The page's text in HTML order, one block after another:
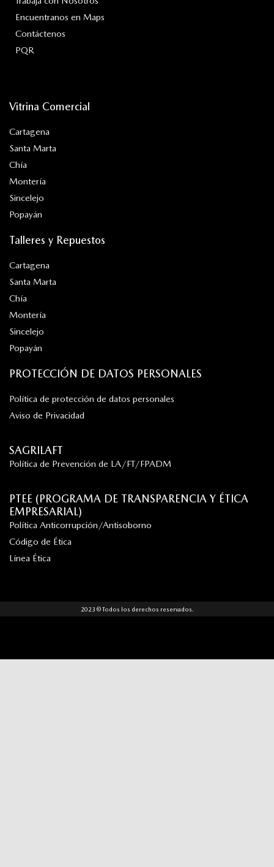
Encuentranos en Maps
Contáctenos
PQR
Vitrina Comercial
Cartagena
Santa Marta
Chía
Montería
Sincelejo
Popayán
Talleres y Repuestos
Cartagena
Santa Marta
Chía
Montería
Sincelejo
Popayán
PROTECCIÓN DE DATOS PERSONALES
Política de protección de datos personales
Aviso de Privacidad
SAGRILAFT
Política de Prevención de LA/FT/FPADM
PTEE (PROGRAMA DE TRANSPARENCIA Y ÉTICA
EMPRESARIAL)
Política Anticorrupción/Antisoborno
Código de Ética
Línea Ética
2023 © Todos los derechos reservados.